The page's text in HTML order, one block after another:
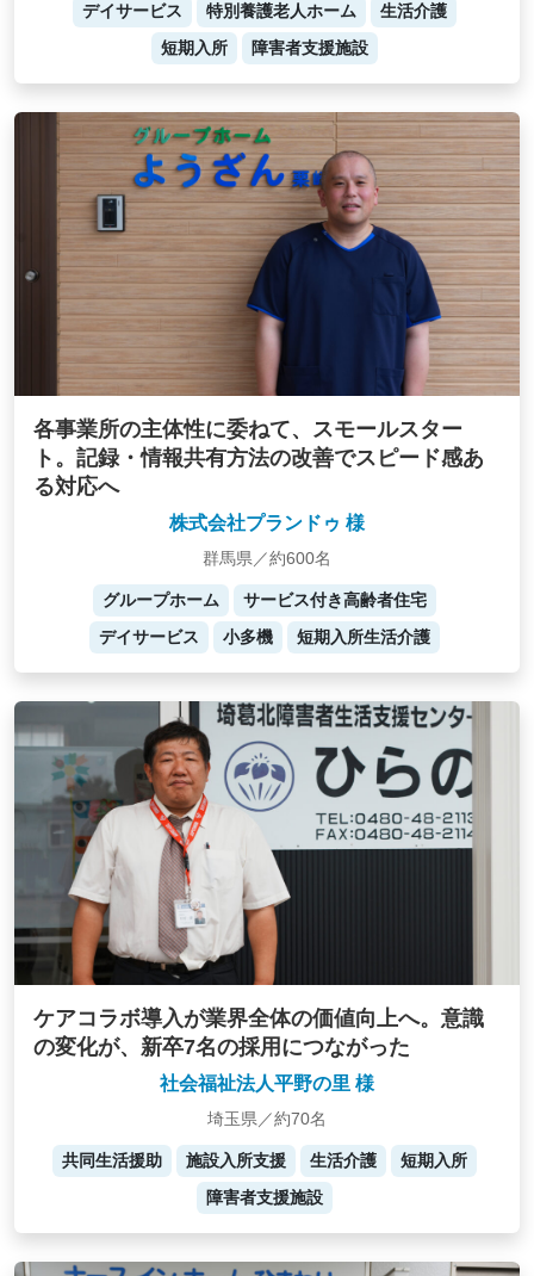
デイサービス 特別養護老人ホーム
生活介護
短期入所
障害者支援施設
各事業所の主体性に委ねて、スモールスター
ト。記録・情報共有方法の改善でスピード感あ
る対応へ
株式会社プランドゥ 様
群馬県／約600名
グループホーム
サービス付き高齢者住宅
デイサービス
小多機 短期入所生活介護
ケアコラボ導入が業界全体の価値向上へ。意識
の変化が、新卒7名の採用につながった
社会福祉法人平野の里 様
埼玉県／約70名
共同生活援助 施設入所支援 生活介護
短期入所
障害者支援施設